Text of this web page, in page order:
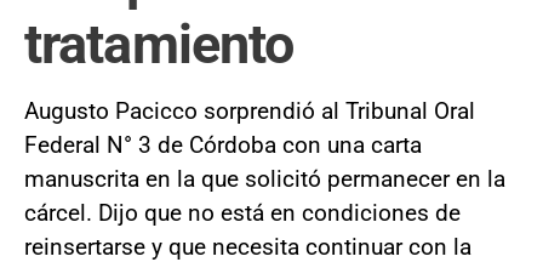
tratamiento
Augusto Pacicco sorprendió al Tribunal Oral
Federal N° 3 de Córdoba con una carta
manuscrita en la que solicitó permanecer en la
cárcel. Dijo que no está en condiciones de
reinsertarse y que necesita continuar con la